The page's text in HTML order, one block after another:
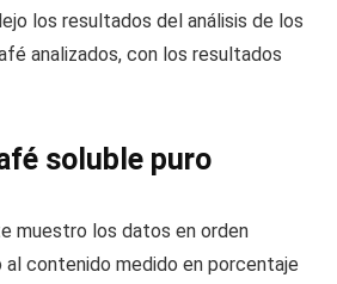
los resultados del análisis de los
analizados, con los resultados
soluble puro
muestro los datos en orden
contenido medido en porcentaje